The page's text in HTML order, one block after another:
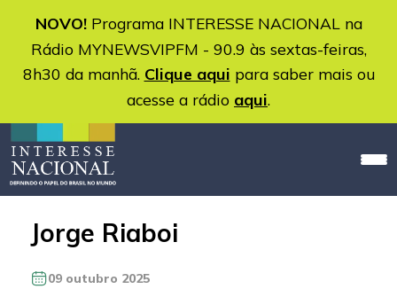
NOVO!Programa INTERESSE NACIONAL na
Rádio MYNEWSVIPFM - 90.9 às sextas-feiras,
8h30 da manhã. Clique aqui para saber mais ou
acesse a rádio aqui.
Jorge Riaboi
09 outubro 2025